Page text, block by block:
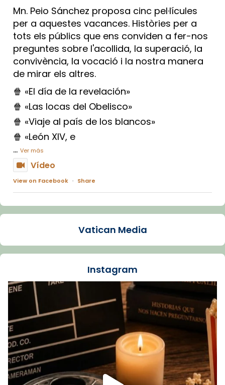
Mn. Peio Sánchez proposa cinc pel·lícules
per a aquestes vacances. Històries per a
tots els públics que ens conviden a fer-nos
preguntes sobre l'acollida, la superació, la
convivència, la vocació i la nostra manera
de mirar els altres.
🍿 «El día de la revelación»
🍿 «Las locas del Obelisco»
🍿 «Viaje al país de los blancos»
🍿 «León XIV, e
... Ver más
Vídeo
View on Facebook · Share
Arquebisbat de Barcelona
La Carmina va patir depressió. Fa gairebé
dos mesos, a l'Estadi Lluís Companys, la
Recupera l'entrevista comp
Vatican
tican News 👇
www.vaticannews.va/es/iglesia/news/2026-
07/carmina-historia-depresion-papa-viaje-
espana-testimoni...
Foto
View on Facebook · Share
Vatican Media
Instagram